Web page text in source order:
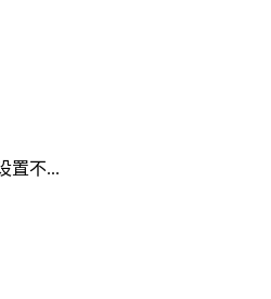
置不...